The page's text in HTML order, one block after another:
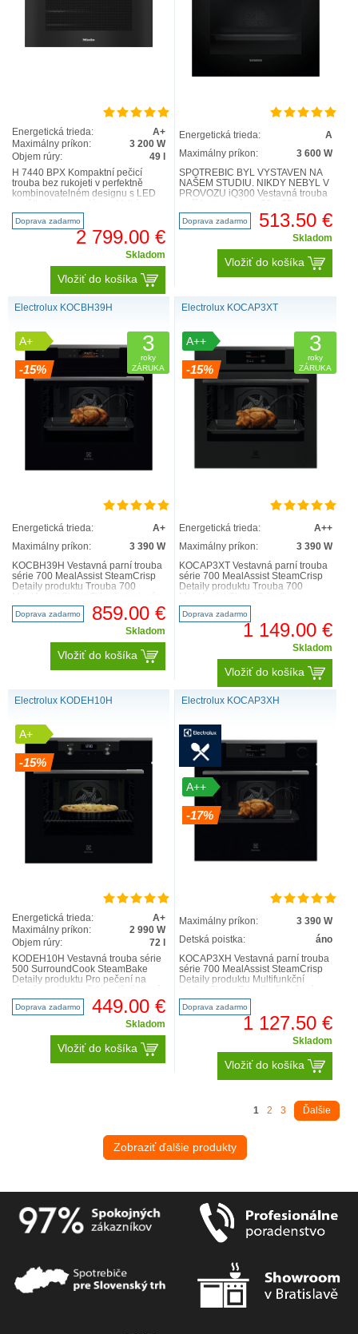
Energetická trieda:
A+
Maximálny príkon:
3 200 W
Objem rúry:
49 l
H 7440 BPX Kompaktní pečicí
trouba bez rukojeti v perfektně
kombinovatelném designu s LED
textový displej se senzo..
Doprava zadarmo
2 799.00 €
Skladom
Vložiť do košíka
Energetická trieda:
A
Maximálny príkon:
3 600 W
SPOTŘEBIČ BYL VYSTAVEN NA
NAŠEM STUDIU. NIKDY NEBYL V
PROVOZU iQ300 Vestavná trouba
nerez HR574AER0 Technická s..
Doprava zadarmo 513.50 €
Skladom
Vložiť do košíka
Electrolux KOCBH39H
A+
-15%
3
roky
ZÁRUKA
Energetická trieda:
A+
Maximálny príkon:
3 390 W
KOCBH39H Vestavná parní trouba
série 700 MealAssist SteamCrisp
Detaily produktu Trouba 700
páry a horkého vzduc..
Doprava zadarmo 859.00 €
Skladom
Vložiť do košíka
Electrolux KOCAP3XT
A++
-15%
3
roky
ZÁRUKA
Energetická trieda:
A++
Maximálny príkon:
3 390 W
KOCAP3XT Vestavná parní trouba
série 700 MealAssist SteamCrisp
Detaily produktu Trouba 700
kombinací páry a tepla dosahu..
Doprava zadarmo
1 149.00 €
Skladom
Vložiť do košíka
Electrolux KODEH10H
A+
-15%
Energetická trieda:
A+
Maximálny príkon:
2 990 W
Objem rúry:
72 l
KODEH10H Vestavná trouba série
500 SurroundCook SteamBake
Detaily produktu Pro pečení na
těleso umožňující..
Doprava zadarmo 449.00 €
Skladom
Vložiť do košíka
Electrolux KOCAP3XH
A++
-17%
Maximálny príkon:
3 390 W
Detská poistka:
áno
KOCAP3XH Vestavná parní trouba
série 700 MealAssist SteamCrisp
Detaily produktu Multifunkční
opékání kombinuj..
Doprava zadarmo
1 127.50 €
Skladom
Vložiť do košíka
1 2 3 Ďalšie
Zobraziť ďalšie produkty